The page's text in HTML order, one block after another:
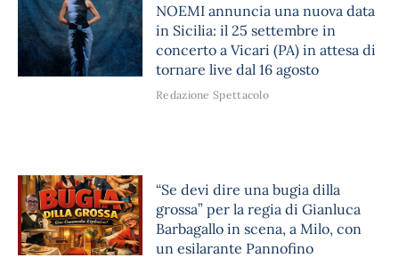
NOEMI annuncia una nuova data
in Sicilia: il 25 settembre in
concerto a Vicari (PA) in attesa di
tornare live dal 16 agosto
Redazione Spettacolo
“Se devi dire una bugia dilla
grossa” per la regia di Gianluca
Barbagallo in scena, a Milo, con
un esilarante Pannofino